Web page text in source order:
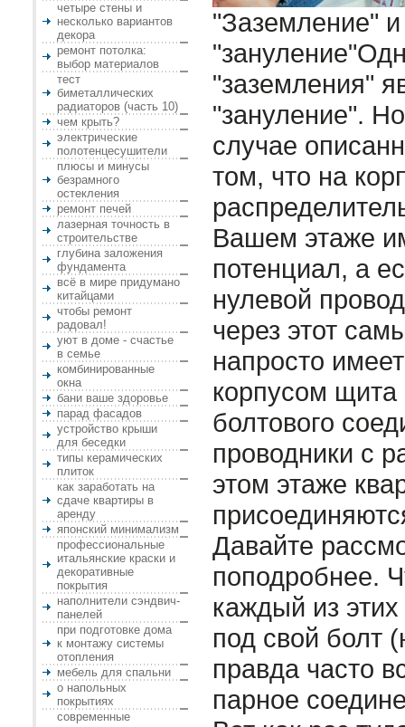
четыре стены и
несколько вариантов
декора
ремонт потолка:
выбор материалов
тест
биметаллических
радиаторов (часть 10)
чем крыть?
электрические
полотенцесушители
плюсы и минусы
безрамного
остекления
ремонт печей
лазерная точность в
строительстве
глубина заложения
фундамента
всё в мире придумано
китайцами
чтобы ремонт
радовал!
уют в доме - счастье
в семье
комбинированные
окна
бани ваше здоровье
парад фасадов
устройство крыши
для беседки
типы керамических
плиток
как заработать на
сдаче квартиры в
аренду
японский минимализм
профессиональные
итальянские краски и
декоративные
покрытия
наполнители сэндвич-
панелей
при подготовке дома
к монтажу системы
отопления
мебель для спальни
о напольных
покрытиях
современные
"Заземление" и
"заземления"
"зануление".
случае
том, что на
Вашем этаже
потенциал, а
нулевой
через этот
напросто
корпусом щита
болтового
проводники с
этом этаже
Давайте
поподробнее.
каждый из
под свой болт
правда часто
парное